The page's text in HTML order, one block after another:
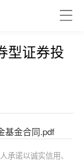
型证券投
基金合同.pdf
承诺以诚实信用、